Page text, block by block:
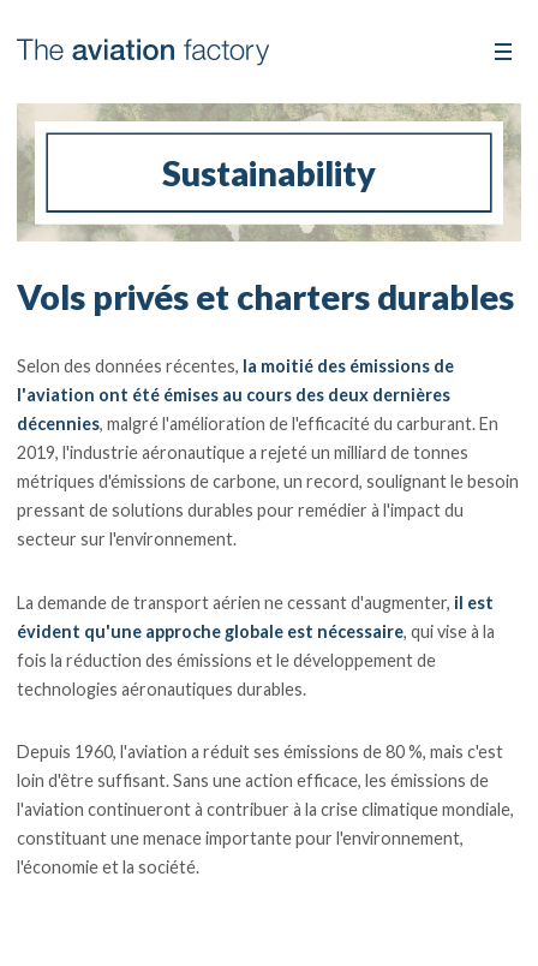
Sustainability
Vols privés et charters durables
Selon des données récentes, la moitié des émissions de
l'aviation ont été émises au cours des deux dernières
décennies, malgré l'amélioration de l'efficacité du carburant. En
2019, l'industrie aéronautique a rejeté un milliard de tonnes
métriques d'émissions de carbone, un record, soulignant le besoin
pressant de solutions durables pour remédier à l'impact du
secteur sur l'environnement.
La demande de transport aérien ne cessant d'augmenter, il est
évident qu'une approche globale est nécessaire, qui vise à la
fois la réduction des émissions et le développement de
technologies aéronautiques durables.
Depuis 1960, l'aviation a réduit ses émissions de 80 %, mais c'est
loin d'être suffisant. Sans une action efficace, les émissions de
l'aviation continueront à contribuer à la crise climatique mondiale,
constituant une menace importante pour l'environnement,
l'économie et la société.